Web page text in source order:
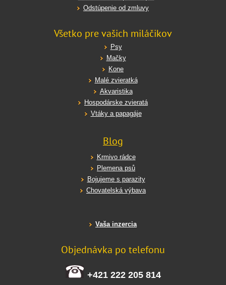
Odstúpenie od zmluvy
Všetko pre vašich miláčikov
Psy
Mačky
Kone
Malé zvieratká
Akvaristika
Hospodárske zvieratá
Vtáky a papagáje
Blog
Krmivo rádce
Plemena psů
Bojujeme s parazity
Chovatelská výbava
Vaša inzercia
Objednávka po telefonu
+421 222 205 814